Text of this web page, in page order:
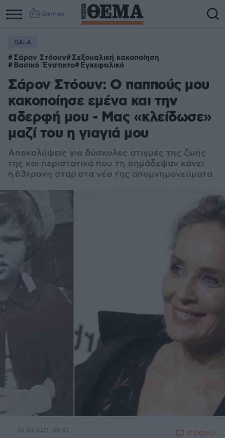
Games
GALA
Σάρον Στόουν Σεξουαλική κακοποίηση
Βασικό Ένστικτο Εγκεφαλικό
Σάρον Στόουν: Ο παππούς μου
κακοποίησε εμένα και την
αδερφή μου - Μας «κλείδωσε»
μαζί του η γιαγιά μου
Αποκαλύψεις για δύσκολες στιγμές της ζωής
της και περιστατικά που τη σημάδεψαν κάνει
η 63χρονη σταρ στα νέα της απομνημονεύματα
30.03.2021, 08:43 17 ΣΧΟΛΙΑ